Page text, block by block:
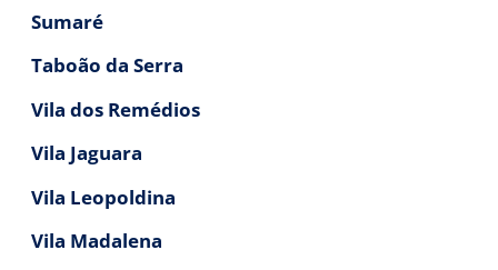
Sumaré
Taboão da Serra
Vila dos Remédios
Vila Jaguara
Vila Leopoldina
Vila Madalena